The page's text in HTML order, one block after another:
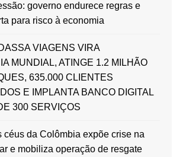
governo endurece regras e
para risco à economia
VIAGENS VIRA
MUNDIAL, ATINGE 1.2 MILHÃO
635.000 CLIENTES
E IMPLANTA BANCO DIGITAL
300 SERVIÇOS
céus da Colômbia expõe crise na
e mobiliza operação de resgate